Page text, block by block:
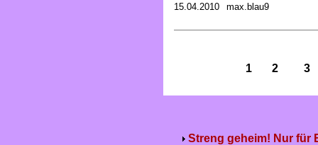
15.04.2010 max.blau9
1 2 3
Streng geheim! Nur für